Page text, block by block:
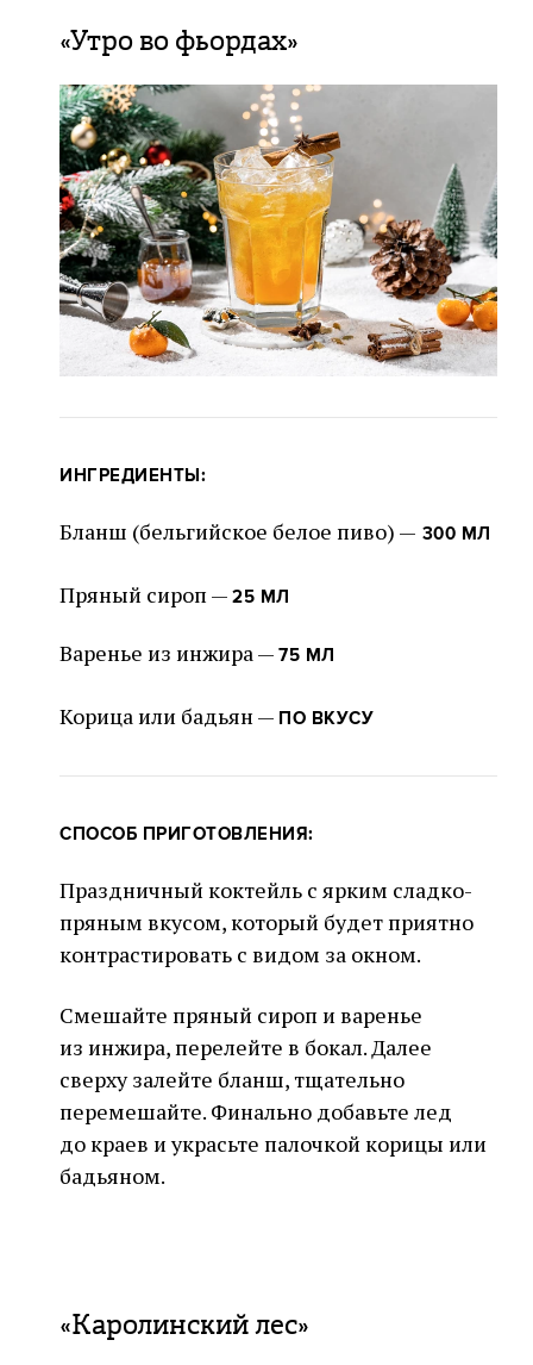
«Утро во фьордах»
ИНГРЕДИЕНТЫ:
Бланш (бельгийское белое пиво) — 300 МЛ
Пряный сироп — 25 МЛ
Варенье из инжира — 75 МЛ
Корица или бадьян — ПО ВКУСУ
СПОСОБ ПРИГОТОВЛЕНИЯ:
Праздничный коктейль с ярким сладко-
пряным вкусом, который будет приятно
контрастировать с видом за окном.
Смешайте пряный сироп и варенье
из инжира, перелейте в бокал. Далее
сверху залейте бланш, тщательно
перемешайте. Финально добавьте лед
до краев и украсьте палочкой корицы или
бадьяном.
«Каролинский лес»